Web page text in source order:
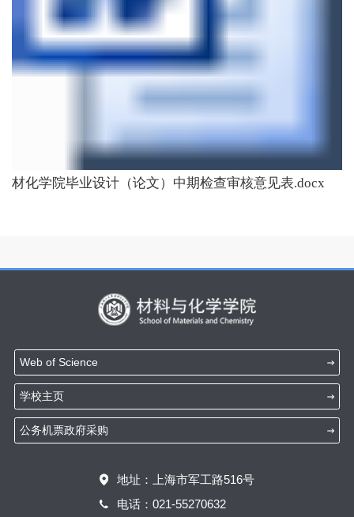
材化学院毕业设计（论文）中期检查审核意见表.docx
Web of Science
学校主页
公务机票政府采购
地址：上海市军工路516号
电话：021-55270632